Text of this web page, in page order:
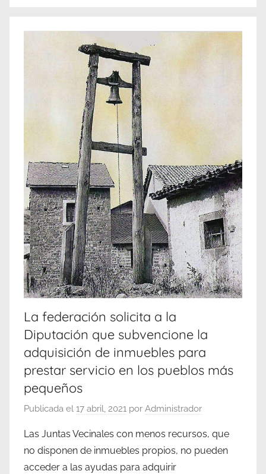
La federación solicita a la
Diputación que subvencione la
adquisición de inmuebles para
prestar servicio en los pueblos más
pequeños
Publicada el 17 abril, 2021 por Administrador
Las Juntas Vecinales con menos recursos, que
no disponen de inmuebles propios, no pueden
acceder a las ayudas para adquirir